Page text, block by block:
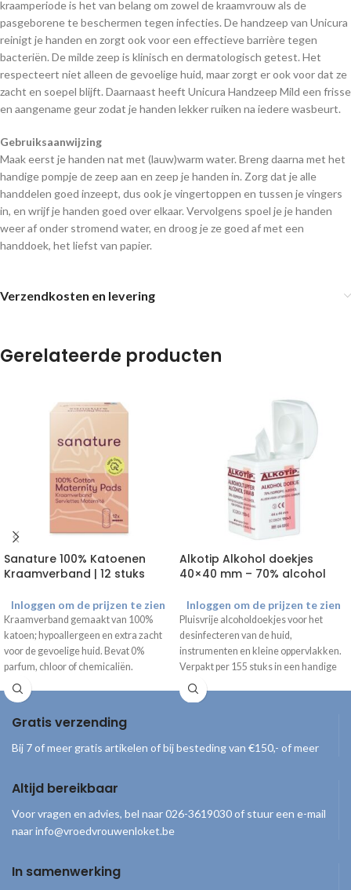
kraamperiode is het van belang om zowel de kraamvrouw als de
pasgeborene te beschermen tegen infecties. De handzeep van Unicura
reinigt je handen en zorgt ook voor een effectieve barrière tegen
bacteriën. De milde zeep is klinisch en dermatologisch getest. Het
respecteert niet alleen de gevoelige huid, maar zorgt er ook voor dat ze
zacht en soepel blijft. Daarnaast heeft Unicura Handzeep Mild een frisse
en aangename geur zodat je handen lekker ruiken na iedere wasbeurt.
Gebruiksaanwijzing
Maak eerst je handen nat met (lauw)warm water. Breng daarna met het
handige pompje de zeep aan en zeep je handen in. Zorg dat je alle
handdelen goed inzeept, dus ook je vingertoppen en tussen je vingers
in, en wrijf je handen goed over elkaar. Vervolgens spoel je je handen
weer af onder stromend water, en droog je ze goed af met een
handdoek, het liefst van papier.
Verzendkosten en levering
Gerelateerde producten
Sanature 100% Katoenen
Kraamverband | 12 stuks
Inloggen om de prijzen te zien
Kraamverband gemaakt van 100%
katoen; hypoallergeen en extra zacht
voor de gevoelige huid. Bevat 0%
parfum, chloor of chemicaliën.
Alkotip Alkohol doekjes
40×40 mm – 70% alcohol
Inloggen om de prijzen te zien
Pluisvrije alcoholdoekjes voor het
desinfecteren van de huid,
instrumenten en kleine oppervlakken.
Verpakt per 155 stuks in een handige
dispenser.
Gratis verzending
Bij 7 of meer gratis artikelen of bij besteding van €150,- of meer
Altijd bereikbaar
Voor vragen en advies, bel naar 026-3619030 of stuur een e-mail
naar info@vroedvrouwenloket.be
In samenwerking